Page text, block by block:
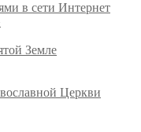
в сети Интернет
Земле
Церкви